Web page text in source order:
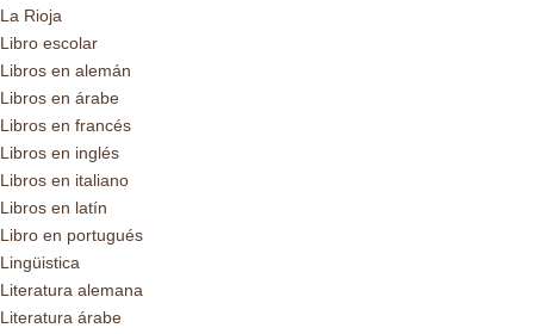
La Rioja
Libro escolar
Libros en alemán
Libros en árabe
Libros en francés
Libros en inglés
Libros en italiano
Libros en latín
Libro en portugués
Lingüistica
Literatura alemana
Literatura árabe